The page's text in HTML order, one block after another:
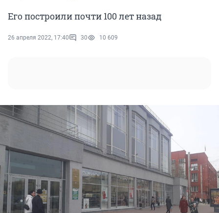
Его построили почти 100 лет назад
26 апреля 2022, 17:40 30 10 609